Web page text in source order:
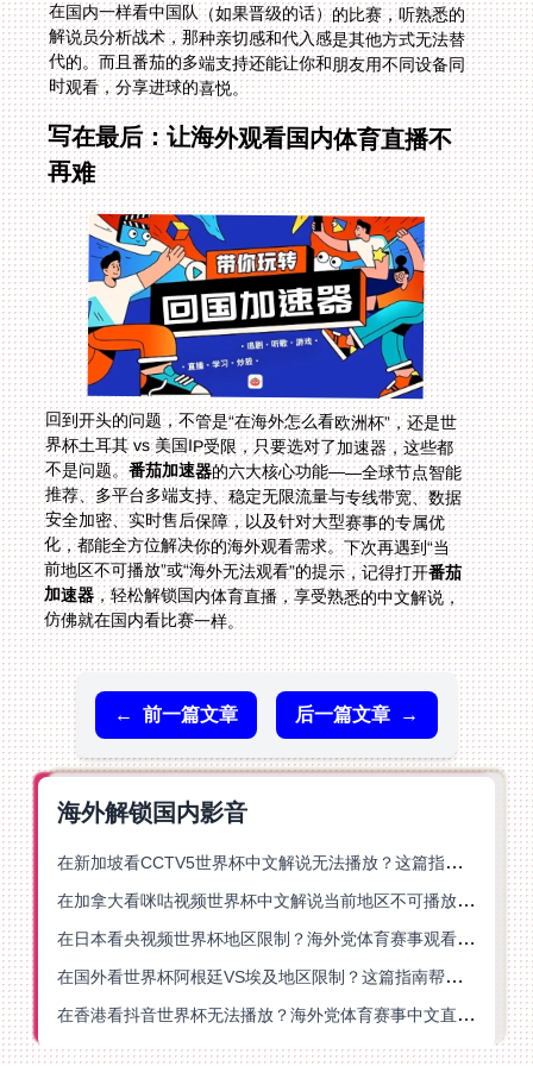
时观看，分享进球的喜悦。
写在最后：让海外观看国内体育直播不
再难
回到开头的问题，不管是“在海外怎么看欧洲杯”，还是世
界杯土耳其 vs 美国IP受限，只要选对了加速器，这些都
不是问题。番茄加速器的六大核心功能——全球节点智能
推荐、多平台多端支持、稳定无限流量与专线带宽、数据
安全加密、实时售后保障，以及针对大型赛事的专属优
化，都能全方位解决你的海外观看需求。下次再遇到“当
前地区不可播放”或“海外无法观看”的提示，记得打开番茄
加速器，轻松解锁国内体育直播，享受熟悉的中文解说，
仿佛就在国内看比赛一样。
← 前一篇文章 后一篇文章 →
海外解锁国内影音
在新加坡看CCTV5世界杯中文解说无法播放？这篇指南帮你解锁海外体育直播自由
在加拿大看咪咕视频世界杯中文解说当前地区不可播放？这篇指南帮你一键解决
在日本看央视频世界杯地区限制？海外党体育赛事观看终极指南
在国外看世界杯阿根廷VS埃及地区限制？这篇指南帮你搞定中文直播+解说
在香港看抖音世界杯无法播放？海外党体育赛事中文直播终极指南